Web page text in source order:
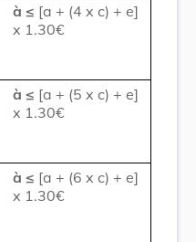
à ≤ [a + (4 x c) + e]
x 1.30€
à ≤ [a + (5 x c) + e]
x 1.30€
à ≤ [a + (6 x c) + e]
x 1.30€